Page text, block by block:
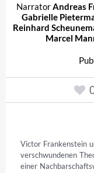
NarratorAndreas
Gabrielle
Reinhard
Marcel
Victor Frankenstein
verschwundenen
einer